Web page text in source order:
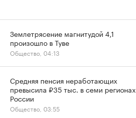
Землетрясение магнитудой 4,1
произошло в Туве
Общество, 04:13
Средняя пенсия неработающих
превысила ₽35 тыс. в семи регионах
России
Общество, 03:55